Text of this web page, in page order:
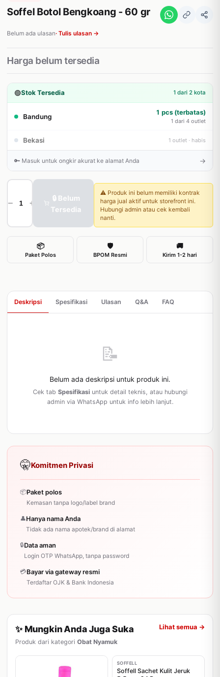
Soffel Botol Bengkoang - 60 gr
Belum ada ulasan· Tulis ulasan →
Harga belum tersedia
🟢Stok Tersedia 1 dari 2 kota
Bandung
1 pcs (terbatas)
1 dari 4 outlet
Bekasi 1 outlet · habis
🔑 Masuk untuk ongkir akurat ke alamat Anda →
− +
🔒 Belum
Tersedia
⚠️ Produk ini belum memiliki kontrak
harga jual aktif untuk storefront ini.
Hubungi admin atau cek kembali
nanti.
📦
Paket Polos
🛡
BPOM Resmi
🚚
Kirim 1-2 hari
Deskripsi Spesifikasi Ulasan Q&A FAQ
📝
Belum ada deskripsi untuk produk ini.
Cek tab Spesifikasiuntuk detail teknis, atau hubungi
admin via WhatsApp untuk info lebih lanjut.
🤫Komitmen Privasi
📦Paket polos
Kemasan tanpa logo/label brand
👤Hanya nama Anda
Tidak ada nama apotek/brand di alamat
🔒Data aman
Login OTP WhatsApp, tanpa password
💳Bayar via gateway resmi
Terdaftar OJK & Bank Indonesia
✨ Mungkin Anda Juga Suka
Produk dari kategori Obat Nyamuk
Lihat semua →
SOFFELL
Soffell Sachet Kulit Jeruk